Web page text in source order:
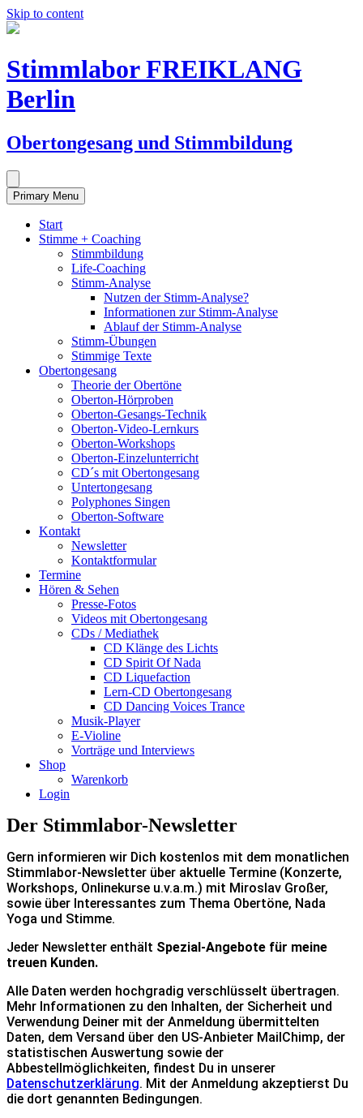
Skip to content
Stimmlabor FREIKLANG
Berlin
Obertongesang und Stimmbildung
Primary Menu
Start
Stimme + Coaching
Stimmbildung
Life-Coaching
Stimm-Analyse
Nutzen der Stimm-Analyse?
Informationen zur Stimm-Analyse
Ablauf der Stimm-Analyse
Stimm-Übungen
Stimmige Texte
Obertongesang
Theorie der Obertöne
Oberton-Hörproben
Oberton-Gesangs-Technik
Oberton-Video-Lernkurs
Oberton-Workshops
Oberton-Einzelunterricht
CD´s mit Obertongesang
Untertongesang
Polyphones Singen
Oberton-Software
Kontakt
Newsletter
Kontaktformular
Termine
Hören & Sehen
Presse-Fotos
Videos mit Obertongesang
CDs / Mediathek
CD Klänge des Lichts
CD Spirit Of Nada
CD Liquefaction
Lern-CD Obertongesang
CD Dancing Voices Trance
Musik-Player
E-Violine
Vorträge und Interviews
Shop
Warenkorb
Login
Der Stimmlabor-Newsletter
Gern informieren wir Dich kostenlos mit dem monatlichen
Stimmlabor-Newsletter über aktuelle Termine (Konzerte,
Workshops, Onlinekurse u.v.a.m.) mit Miroslav Großer,
sowie über Interessantes zum Thema Obertöne, Nada
Yoga und Stimme.
Jeder Newsletter enthält Spezial-Angebote für meine
treuen Kunden.
Alle Daten werden hochgradig verschlüsselt übertragen.
Mehr Informationen zu den Inhalten, der Sicherheit und
Verwendung Deiner mit der Anmeldung übermittelten
Daten, dem Versand über den US-Anbieter MailChimp, der
statistischen Auswertung sowie der
Abbestellmöglichkeiten, findest Du in unserer
Datenschutzerklärung. Mit der Anmeldung akzeptierst Du
die dort genannten Bedingungen.